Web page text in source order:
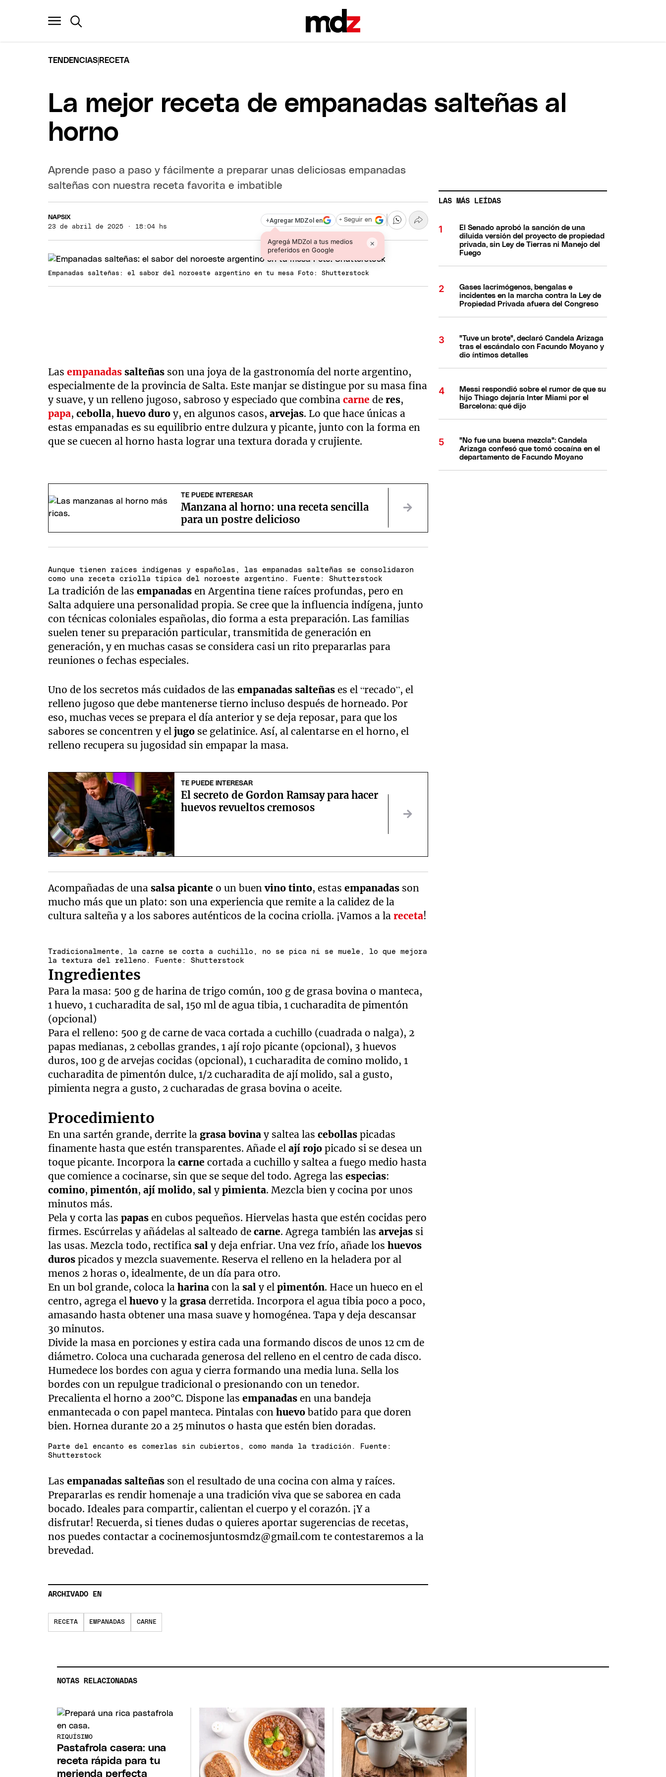
TENDENCIAS RECETA
La mejor receta de empanadas salteñas al
horno
Aprende paso a paso y fácilmente a preparar unas deliciosas empanadas
salteñas con nuestra receta favorita e imbatible
NAPSIX
23 de abril de 2025 · 18:04 hs
+Agregar MDZol en
Agregá MDZol a tus medios
preferidos en Google
×
+ Seguir en
Empanadas salteñas: el sabor del noroeste argentino en tu mesa Foto: Shutterstock
Lasempanadassalteñas son una joya de la gastronomía del norte argentino,
especialmente de la provincia de Salta. Este manjar se distingue por su masa fina
y suave, y un relleno jugoso, sabroso y especiado que combinacarnederes,
papa,cebolla,huevo duro y, en algunos casos,arvejas. Lo que hace únicas a
estas empanadas es su equilibrio entre dulzura y picante, junto con la forma en
que se cuecen al horno hasta lograr una textura dorada y crujiente.
TE PUEDE INTERESAR
Manzana al horno: una receta sencilla
para un postre delicioso
Aunque tienen raíces indígenas y españolas, las empanadas salteñas se consolidaron
como una receta criolla típica del noroeste argentino. Fuente: Shutterstock
La tradición de lasempanadasen Argentina tiene raíces profundas, pero en
Salta adquiere una personalidad propia. Se cree que la influencia indígena, junto
con técnicas coloniales españolas, dio forma a esta preparación. Las familias
suelen tener su preparación particular, transmitida de generación en
generación, y en muchas casas se considera casi un rito prepararlas para
reuniones o fechas especiales.
Uno de los secretos más cuidados de lasempanadas salteñases el “recado”, el
relleno jugoso que debe mantenerse tierno incluso después de horneado. Por
eso, muchas veces se prepara el día anterior y se deja reposar, para que los
sabores se concentren y eljugo se gelatinice. Así, al calentarse en el horno, el
relleno recupera su jugosidad sin empapar la masa.
TE PUEDE INTERESAR
El secreto de Gordon Ramsay para hacer
huevos revueltos cremosos
Acompañadas de unasalsa picanteo un buenvino tinto, estasempanadas son
mucho más que un plato: son una experiencia que remite a la calidez de la
cultura salteña y a los sabores auténticos de la cocina criolla. ¡Vamos a lareceta!
Tradicionalmente, la carne se corta a cuchillo, no se pica ni se muele, lo que mejora
la textura del relleno. Fuente: Shutterstock
Ingredientes
Para la masa: 500 g de harina de trigo común, 100 g de grasa bovina o manteca,
1 huevo, 1 cucharadita de sal, 150 ml de agua tibia, 1 cucharadita de pimentón
(opcional)
Para el relleno: 500 g de carne de vaca cortada a cuchillo (cuadrada o nalga), 2
papas medianas, 2 cebollas grandes, 1 ají rojo picante (opcional), 3 huevos
duros, 100 g de arvejas cocidas (opcional), 1 cucharadita de comino molido, 1
cucharadita de pimentón dulce, 1/2 cucharadita de ají molido, sal a gusto,
pimienta negra a gusto, 2 cucharadas de grasa bovina o aceite.
Procedimiento
En una sartén grande, derrite la grasa bovina y saltea lascebollaspicadas
finamente hasta que estén transparentes. Añade elají rojo picado si se desea un
toque picante. Incorpora lacarnecortada a cuchillo y saltea a fuego medio hasta
que comience a cocinarse, sin que se seque del todo. Agrega lasespecias:
comino,pimentón, ají molido,salypimienta. Mezcla bien y cocina por unos
minutos más.
Pela y corta laspapasen cubos pequeños. Hiervelas hasta que estén cocidas pero
firmes. Escúrrelas y añádelas al salteado decarne. Agrega también lasarvejas si
las usas. Mezcla todo, rectificasaly deja enfriar. Una vez frío, añade loshuevos
duros picados y mezcla suavemente. Reserva el relleno en la heladera por al
menos 2 horas o, idealmente, de un día para otro.
En un bol grande, coloca laharinacon lasaly elpimentón. Hace un hueco en el
centro, agrega elhuevoy la grasaderretida. Incorpora el agua tibia poco a poco,
amasando hasta obtener una masa suave y homogénea. Tapa y deja descansar
30 minutos.
Divide la masa en porciones y estira cada una formando discos de unos 12 cm de
diámetro. Coloca una cucharada generosa del relleno en el centro de cada disco.
Humedece los bordes con agua y cierra formando una media luna. Sella los
bordes con un repulgue tradicional o presionando con un tenedor.
Precalienta el horno a 200°C. Dispone lasempanadasen una bandeja
enmantecada o con papel manteca. Pintalas conhuevobatido para que doren
bien. Hornea durante 20 a 25 minutos o hasta que estén bien doradas.
Parte del encanto es comerlas sin cubiertos, como manda la tradición. Fuente:
Shutterstock
Las empanadas salteñas son el resultado de una cocina con alma y raíces.
Prepararlas es rendir homenaje a una tradición viva que se saborea en cada
bocado. Ideales para compartir, calientan el cuerpo y el corazón. ¡Y a
disfrutar! Recuerda, si tienes dudas o quieres aportar sugerencias de recetas,
nos puedes contactar acocinemosjuntosmdz@gmail.com te contestaremos a la
brevedad.
ARCHIVADO EN
RECETA EMPANADAS CARNE
LAS MÁS LEÍDAS
El Senado aprobó la sanción de una
diluida versión del proyecto de propiedad
privada, sin Ley de Tierras ni Manejo del
Fuego
Gases lacrimógenos, bengalas e
incidentes en la marcha contra la Ley de
Propiedad Privada afuera del Congreso
"Tuve un brote", declaró Candela Arizaga
tras el escándalo con Facundo Moyano y
dio íntimos detalles
Messi respondió sobre el rumor de que su
hijo Thiago dejaría Inter Miami por el
Barcelona: qué dijo
"No fue una buena mezcla": Candela
Arizaga confesó que tomó cocaína en el
departamento de Facundo Moyano
NOTAS RELACIONADAS
RIQUÍSIMO
Pastafrola casera: una
receta rápida para tu
merienda perfecta